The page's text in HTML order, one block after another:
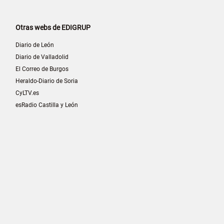
Otras webs de EDIGRUP
Diario de León
Diario de Valladolid
El Correo de Burgos
Heraldo-Diario de Soria
CyLTV.es
esRadio Castilla y León